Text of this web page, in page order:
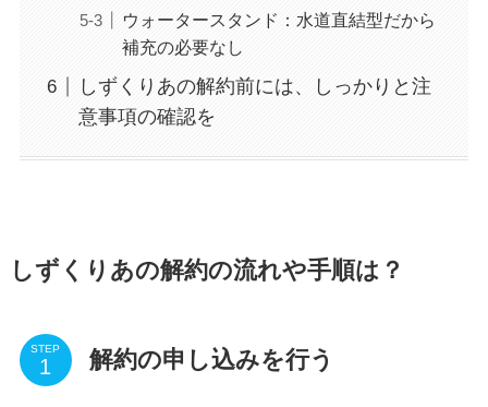
ウォータースタンド：水道直結型だから
補充の必要なし
しずくりあの解約前には、しっかりと注
意事項の確認を
しずくりあの解約の流れや手順は？
STEP 解約の申し込みを行う